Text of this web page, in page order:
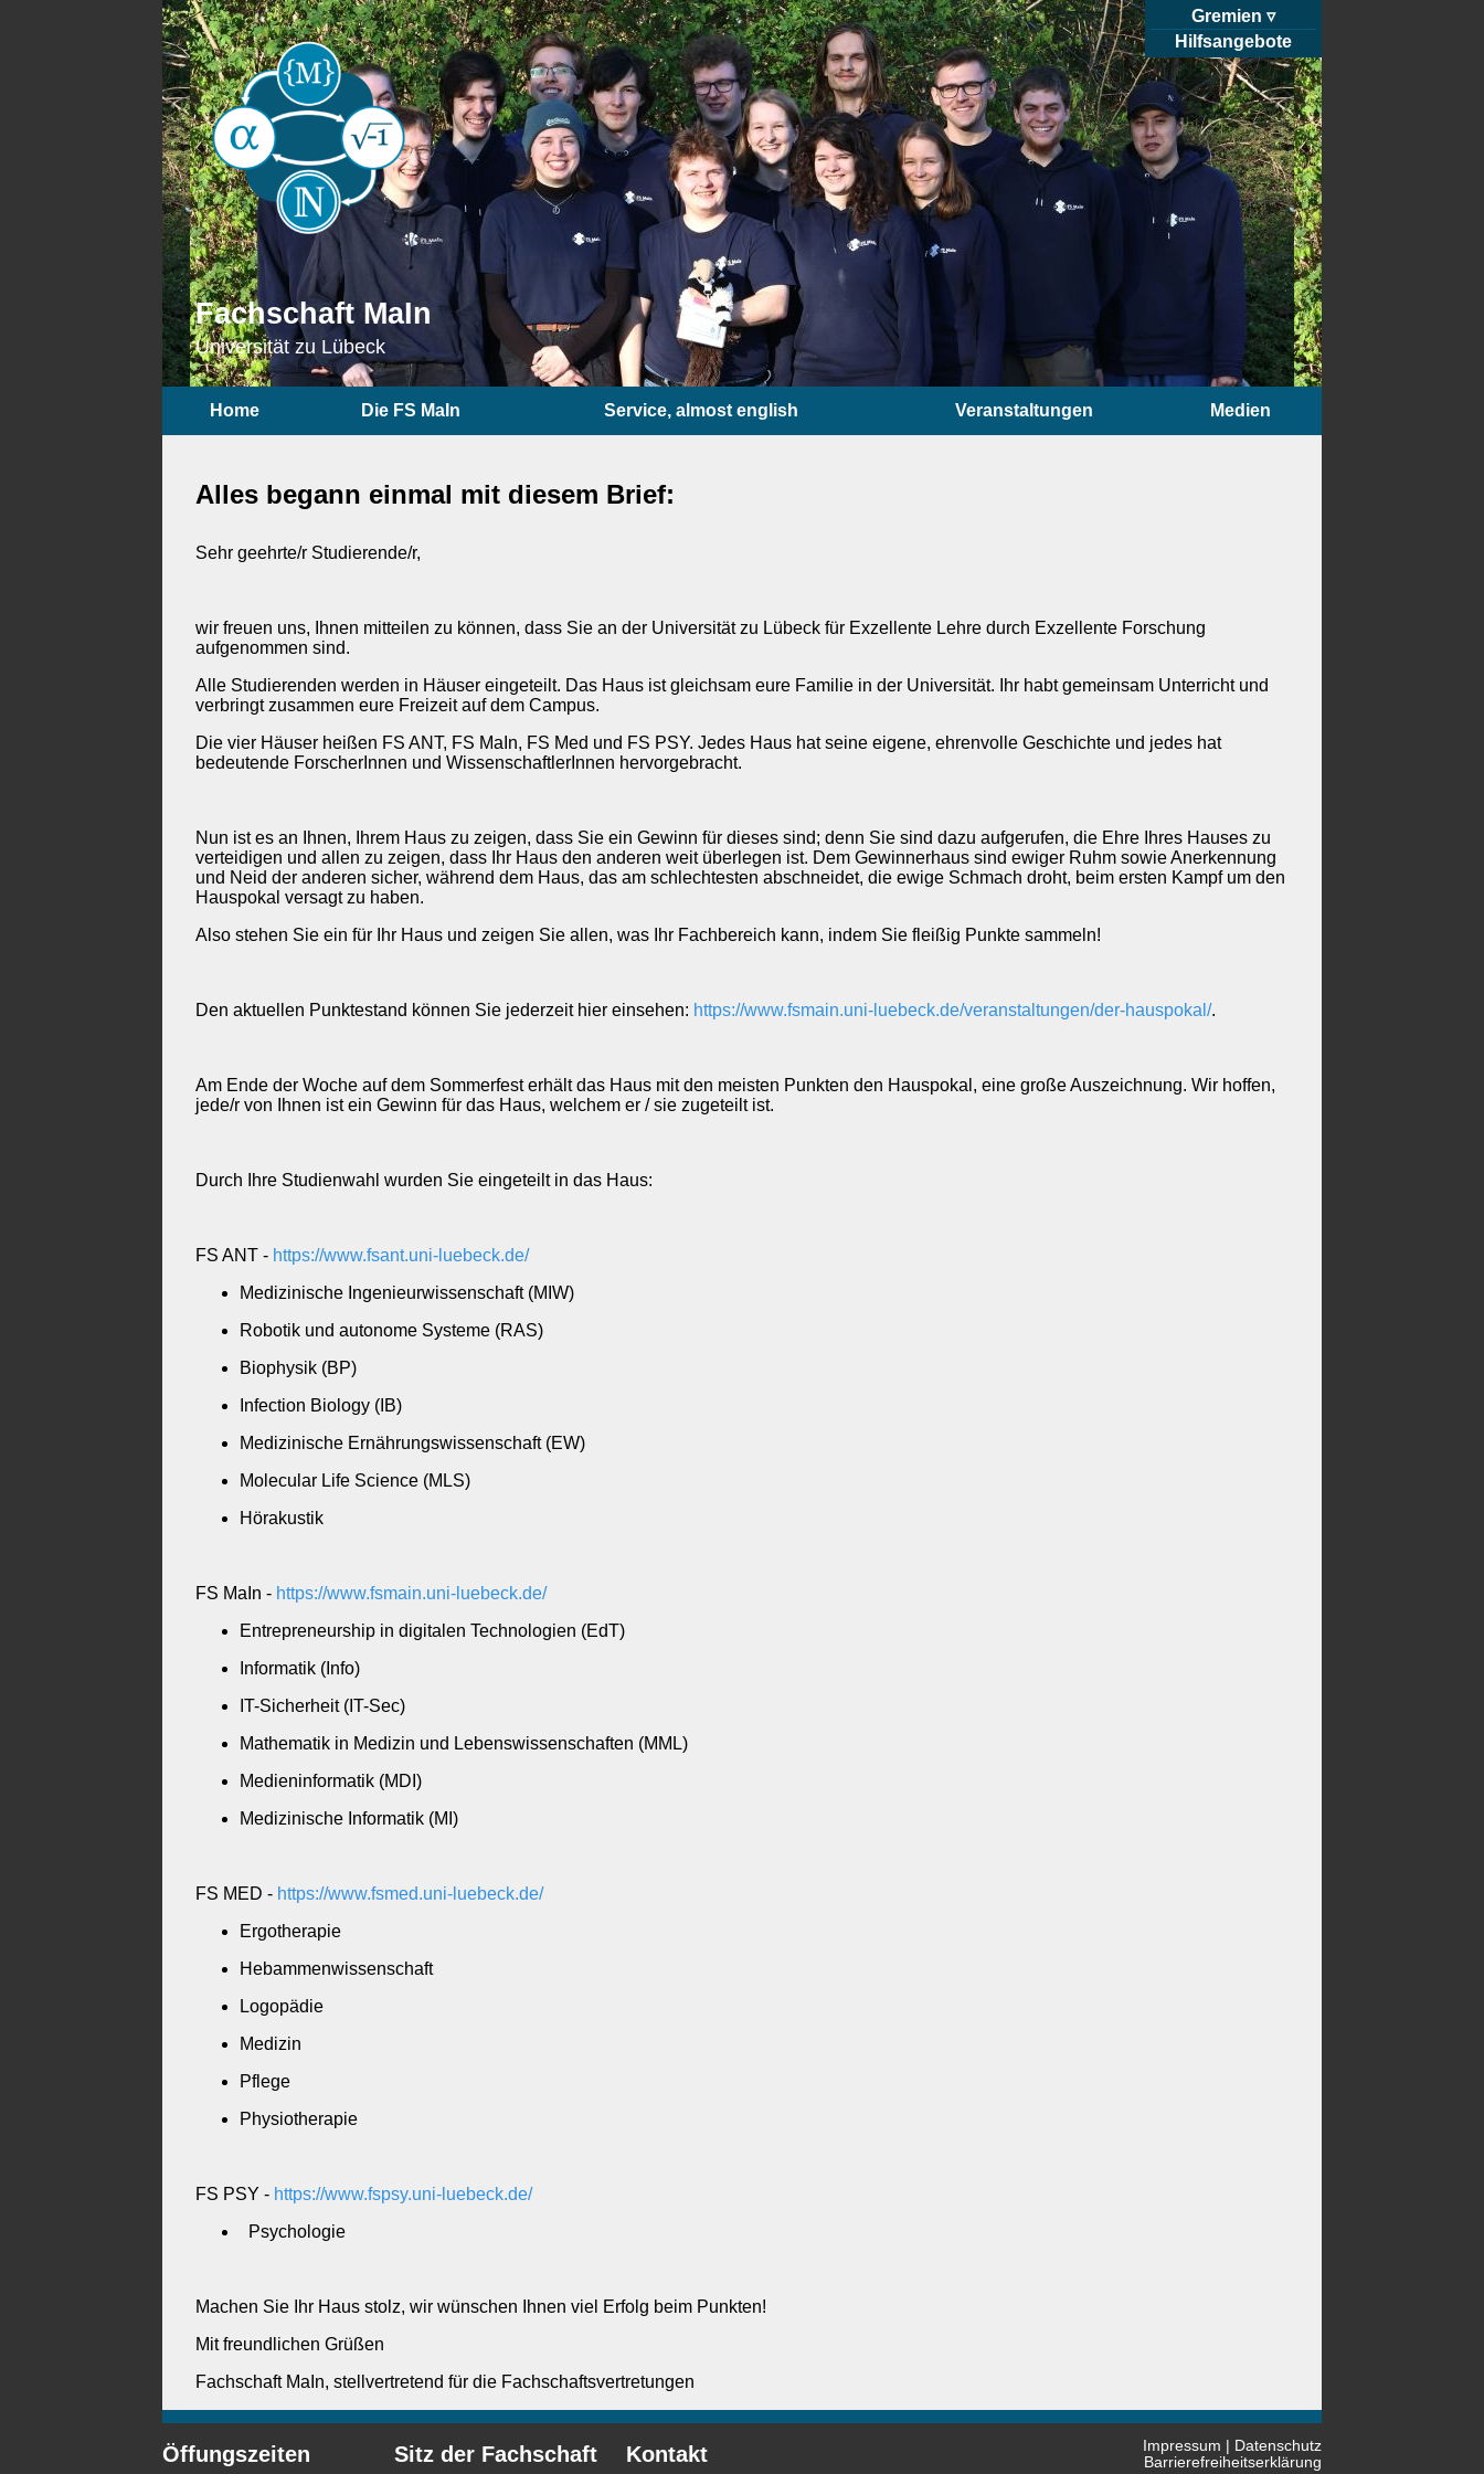
Gremien
Hilfsangebote
Fachschaft MaIn
Universität zu Lübeck
Home Die FS MaIn Service, almost english Veranstaltungen Medien
Alles begann einmal mit diesem Brief:
Sehr geehrte/r Studierende/r,
wir freuen uns, Ihnen mitteilen zu können, dass Sie an der Universität zu Lübeck für Exzellente Lehre durch Exzellente Forschung
aufgenommen sind.
Alle Studierenden werden in Häuser eingeteilt. Das Haus ist gleichsam eure Familie in der Universität. Ihr habt gemeinsam Unterricht und
verbringt zusammen eure Freizeit auf dem Campus.
Die vier Häuser heißen FS ANT, FS MaIn, FS Med und FS PSY. Jedes Haus hat seine eigene, ehrenvolle Geschichte und jedes hat
bedeutende ForscherInnen und WissenschaftlerInnen hervorgebracht.
Nun ist es an Ihnen, Ihrem Haus zu zeigen, dass Sie ein Gewinn für dieses sind; denn Sie sind dazu aufgerufen, die Ehre Ihres Hauses zu
verteidigen und allen zu zeigen, dass Ihr Haus den anderen weit überlegen ist. Dem Gewinnerhaus sind ewiger Ruhm sowie Anerkennung
und Neid der anderen sicher, während dem Haus, das am schlechtesten abschneidet, die ewige Schmach droht, beim ersten Kampf um den
Hauspokal versagt zu haben.
Also stehen Sie ein für Ihr Haus und zeigen Sie allen, was Ihr Fachbereich kann, indem Sie fleißig Punkte sammeln!
Den aktuellen Punktestand können Sie jederzeit hier einsehen: https://www.fsmain.uni-luebeck.de/veranstaltungen/der-hauspokal/.
Am Ende der Woche auf dem Sommerfest erhält das Haus mit den meisten Punkten den Hauspokal, eine große Auszeichnung. Wir hoffen,
jede/r von Ihnen ist ein Gewinn für das Haus, welchem er / sie zugeteilt ist.
Durch Ihre Studienwahl wurden Sie eingeteilt in das Haus:
FS ANT - https://www.fsant.uni-luebeck.de/
Medizinische Ingenieurwissenschaft (MIW)
Robotik und autonome Systeme (RAS)
Biophysik (BP)
Infection Biology (IB)
Medizinische Ernährungswissenschaft (EW)
Molecular Life Science (MLS)
Hörakustik
FS MaIn - https://www.fsmain.uni-luebeck.de/
Entrepreneurship in digitalen Technologien (EdT)
Informatik (Info)
IT-Sicherheit (IT-Sec)
Mathematik in Medizin und Lebenswissenschaften (MML)
Medieninformatik (MDI)
Medizinische Informatik (MI)
FS MED - https://www.fsmed.uni-luebeck.de/
Ergotherapie
Hebammenwissenschaft
Logopädie
Medizin
Pflege
Physiotherapie
FS PSY - https://www.fspsy.uni-luebeck.de/
Psychologie
Machen Sie Ihr Haus stolz, wir wünschen Ihnen viel Erfolg beim Punkten!
Mit freundlichen Grüßen
Fachschaft MaIn, stellvertretend für die Fachschaftsvertretungen
Öffungszeiten Sitz der Fachschaft Kontakt Impressum
Datenschutz
Barrierefreiheitserklärung